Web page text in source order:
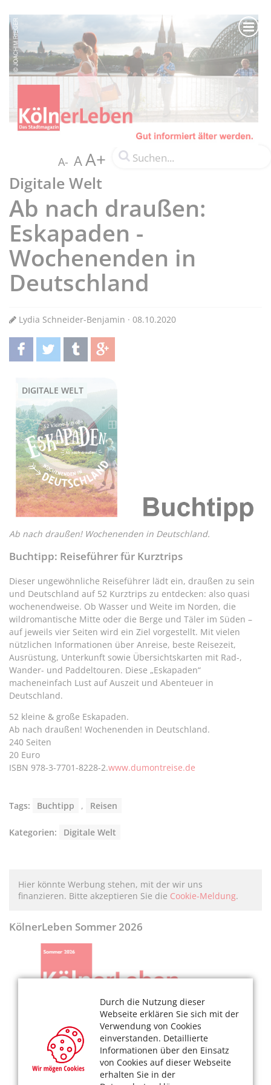
Durch die Nutzung dieser
Webseite erklären Sie sich mit der
Verwendung von Cookies
einverstanden. Detaillierte
Informationen über den Einsatz
von Cookies auf dieser Webseite
erhalten Sie in der
A- AA+
Digitale Welt
Ab nach draußen:
Eskapaden -
Wochenenden in
Deutschland
Lydia Schneider-Benjamin · 08.10.2020
DIGITALE WELT
Ab nach draußen! Wochenenden in Deutschland.
Buchtipp: Reiseführer für Kurztrips
Dieser ungewöhnliche Reiseführer lädt ein, draußen zu sein
und Deutschland auf 52 Kurztrips zu entdecken: also quasi
wochenendweise. Ob Wasser und Weite im Norden, die
wildromantische Mitte oder die Berge und Täler im Süden –
auf jeweils vier Seiten wird ein Ziel vorgestellt. Mit vielen
nützlichen Informationen über Anreise, beste Reisezeit,
Ausrüstung, Unterkunft sowie Übersichtskarten mit Rad-,
Wander- und Paddeltouren. Diese „Eskapaden“
macheneinfach Lust auf Auszeit und Abenteuer in
Deutschland.
52 kleine & große Eskapaden.
Ab nach draußen! Wochenenden in Deutschland.
240 Seiten
20 Euro
ISBN 978-3-7701-8228-2.www.dumontreise.de
Tags: Buchtipp , Reisen
Kategorien: Digitale Welt
Hier könnte Werbung stehen, mit der wir uns
finanzieren. Bitte akzeptieren Sie die Cookie-Meldung.
KölnerLeben Sommer 2026